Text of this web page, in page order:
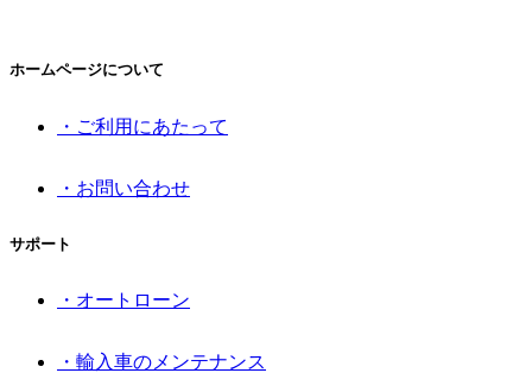
ホームページについて
・ご利用にあたって
・お問い合わせ
サポート
・オートローン
・輸入車のメンテナンス